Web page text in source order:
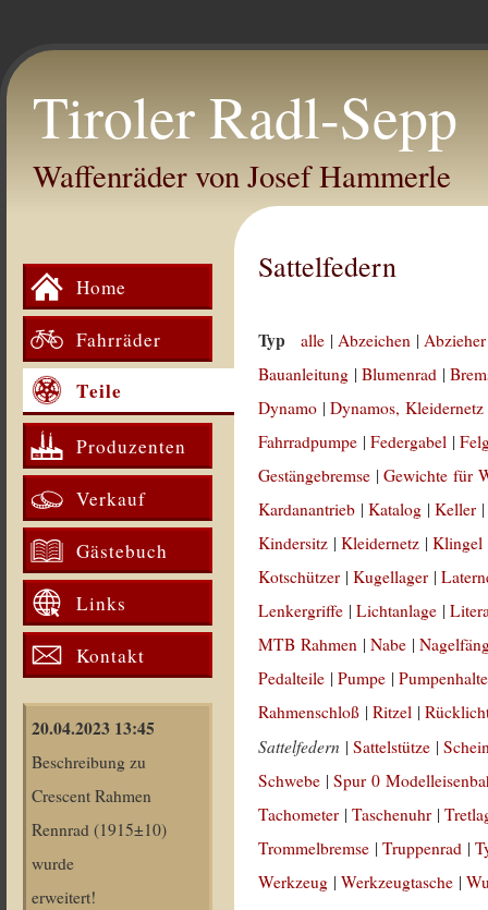
Tiroler Radl-Sepp
Waffenräder von Josef Hammerle
Home
Fahrräder
Teile
Produzenten
Verkauf
Gästebuch
Links
Kontakt
20.04.2023 13:45
Beschreibung zu
Crescent Rahmen
Rennrad (1915±10)
wurde
erweitert!
Sattelfedern
Typ alle |Abzeichen |
Bauanleitung |Blumenrad |
Dynamo |Dynamos, Kleidernetz
Fahrradpumpe |Federgabel |
Gestängebremse |Gewichte für
Kardanantrieb |Katalog |Keller
Kindersitz |Kleidernetz |Klingel
Kotschützer |Kugellager |
Lenkergriffe |Lichtanlage |
MTB Rahmen |Nabe |
Pedalteile |Pumpe |
Rahmenschloß |Ritzel |
Sattelfedern |Sattelstütze |
Schwebe |Spur 0
Tachometer |Taschenuhr |
Trommelbremse |Truppenrad |
Werkzeug |Werkzeugtasche |